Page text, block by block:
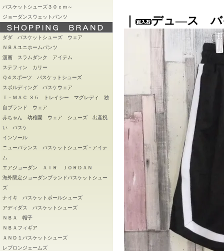
バスケットシューズ３０ｃｍ～
ジョーダンスウェットパンツ
ダダ バスケットシューズ ウェア
ＮＢＡユニホームパンツ
漫画 スラムダンク アイテム
ステフィン カリー
Ｑ４スポーツ バスケットシューズ
スポルディング バスケウェア
Ｔ－ＭＡＣ ３５ トレイシー マグレディ 独
自ブランド ウェア
赤ちゃん 幼稚園 ウェア シューズ 出産祝
い バスケ
インソール
ニューバランス バスケットシューズ・アイテ
ム
エアジョーダン ＡＩＲ ＪＯＲＤＡＮ
海外限定ジョーダンブランドバスケットシュー
ズ
ナイキ バスケットボールシューズ
アディダス バスケットシューズ
ＮＢＡ 帽子
ＮＢＡフィギア
ＡＮＤ１バスケットシューズ
レブロンジェームズ
デュ―ス バ